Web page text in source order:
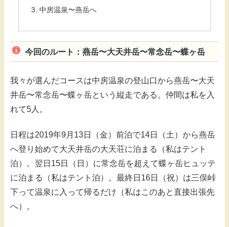
中房温泉〜燕岳へ
今回のルート：燕岳〜大天井岳〜常念岳〜蝶ヶ岳
我々が選んだコースは中房温泉の登山口から燕岳〜大天
井岳〜常念岳〜蝶ヶ岳という縦走である。仲間は私を入
れて5人。
日程は2019年9月13日（金）前泊で14日（土）から燕岳
へ登り始めて大天井岳の大天荘に泊まる（私はテント
泊）。翌日15日（日）に常念岳を超えて蝶ヶ岳ヒュッテ
に泊まる（私はテント泊）。最終日16日（祝）は三俣峠
下って温泉に入って帰るだけ（私はこのあと直接出張先
へ）。